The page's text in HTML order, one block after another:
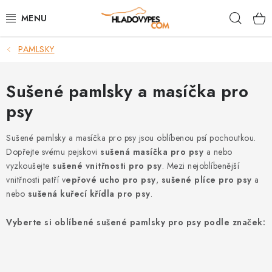
na
POTŘEBY PRO PSY
TAMI PŘEPRAVNÍ BOXY
SPORT SE PSEM
BACK ON TRACK
FAQ
PAMLSKY
Sušené pamlsky a masíčka pro
psy
Sušené pamlsky a masíčka pro psy jsou oblíbenou psí pochoutkou.
Dopřejte svému pejskovi sušená masíčka pro psy a nebo
vyzkoušejte sušené vnitřnosti pro psy. Mezi nejoblíbenější
vnitřnosti patří vepřové ucho pro psy, sušené plíce pro psy a
nebo sušená kuřecí křídla pro psy.
Vyberte si oblíbené sušené pamlsky pro psy podle značek: